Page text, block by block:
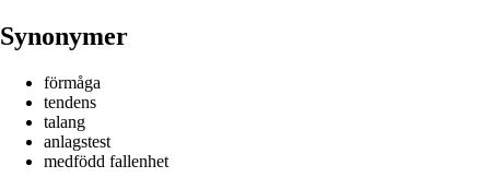
Synonymer
förmåga
tendens
talang
anlagstest
medfödd fallenhet